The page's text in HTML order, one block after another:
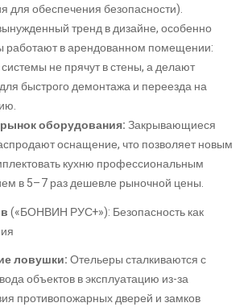
для обеспечения безопасности).
тренд в дизайне, особенно
работают в арендованном помещении:
не прячут в стены, а делают
быстрого демонтажа и переезда на
оборудования:Закрывающиеся
оснащение, что позволяет новым
кухню профессиональным
в 5–7 раз дешевле рыночной цены.
(«БОНВИН РУС+»): Безопасность как
ловушки:Отельеры сталкиваются с
объектов в эксплуатацию из-за
противопожарных дверей и замков